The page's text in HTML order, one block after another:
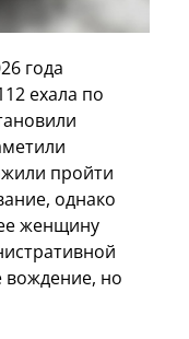
года
ехала по
пройти
однако
женщину
вождение, но